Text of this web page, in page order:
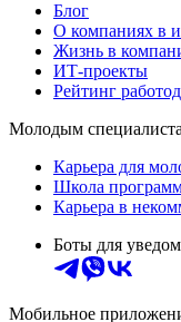
Блог
О компаниях в
Жизнь в
ИТ-проекты
Рейтинг
Молодым
Карьера для
Школа
Карьера в
Боты для
Мобильное